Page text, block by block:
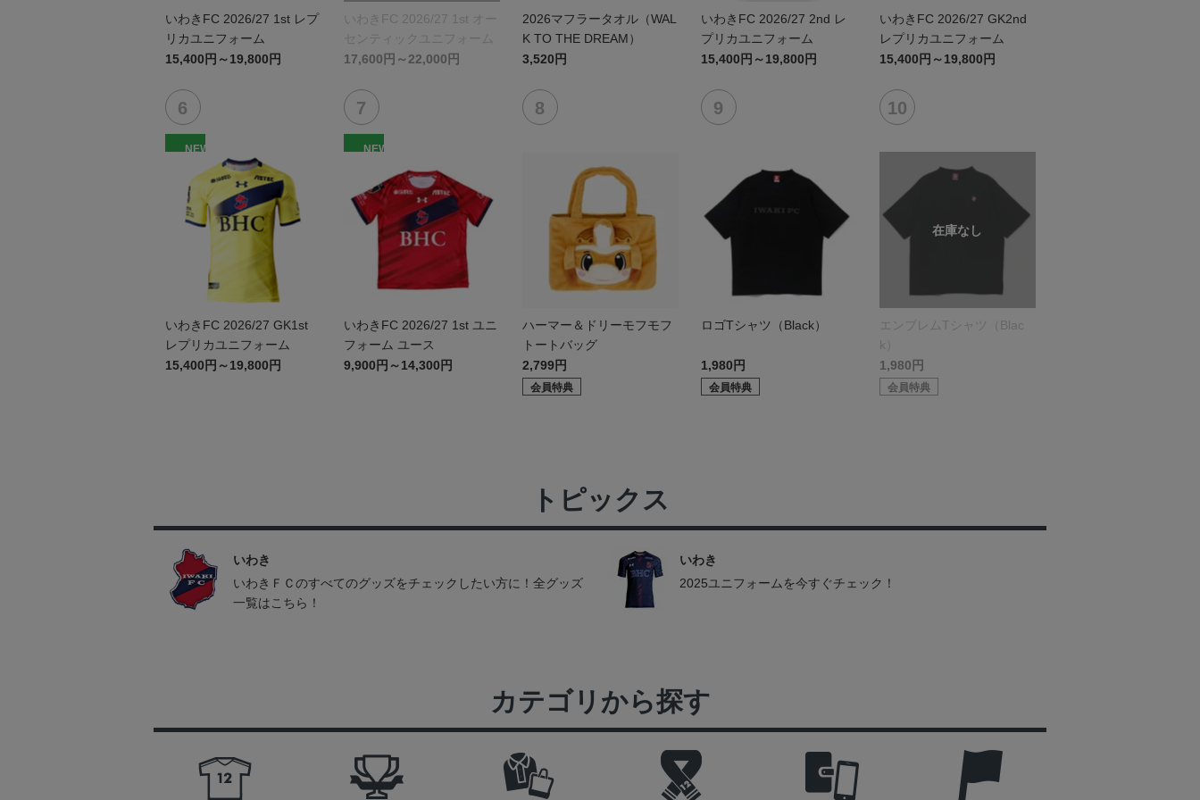
いわきFC 2026/27 1st レプ
リカユニフォーム
15,400円～19,800円
いわきFC 2026/27 1st オー
センティックユニフォーム
17,600円～22,000円
2026マフラータオル（WAL
K TO THE DREAM）
3,520円
いわきFC 2026/27 2nd レ
プリカユニフォーム
15,400円～19,800円
いわきFC 2026/27 GK2nd
レプリカユニフォーム
15,400円～19,800円
NEW
いわきFC 2026/27 GK1st
レプリカユニフォーム
15,400円～19,800円
NEW
いわきFC 2026/27 1st ユニ
フォーム ユース
9,900円～14,300円
ハーマー＆ドリーモフモフ
トートバッグ
2,799円
会員特典
ロゴTシャツ（Black）
1,980円
会員特典
エンブレムTシャツ（Blac
k）
1,980円
会員特典
トピックス
いわき
いわきＦＣのすべてのグッズをチェックしたい方に！全グッズ
一覧はこちら！
いわき
2025ユニフォームを今すぐチェック！
カテゴリから探す